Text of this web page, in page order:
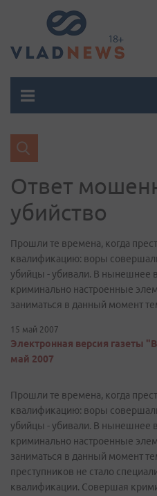
Ответ
убийство
Прошли те времена, когда
квалификацию: воры
убийцы - убивали. В нынешнее
криминально настроенные
заниматься в данный момент
15 май 2007
Электронная версия газеты
май 2007
Прошли те времена, когда
квалификацию: воры
убийцы - убивали. В нынешнее
криминально настроенные
заниматься в данный момент
преступников не стало
квалификации. Совершая